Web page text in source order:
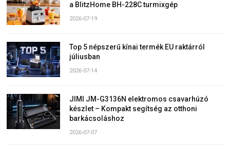
a BlitzHome BH-228C turmixgép
2026-07-19
Top 5 népszerű kínai termék EU raktárról
júliusban
2026-07-14
JIMI JM-G3136N elektromos csavarhúzó
készlet – Kompakt segítség az otthoni
barkácsoláshoz
2026-07-07